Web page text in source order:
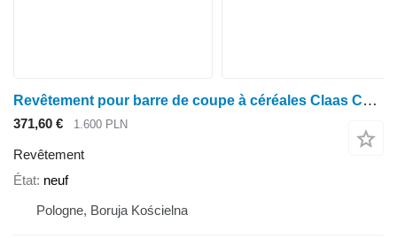
Revêtement pour barre de coupe à céréales Claas C420
371,60 € 1.600 PLN
Revêtement
État neuf
Pologne, Boruja Kościelna